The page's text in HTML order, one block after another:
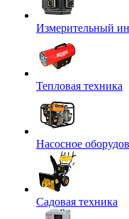
Измерительный
Тепловая техника
Насосное
Садовая техника